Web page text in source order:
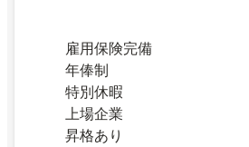
雇用保険完備
年俸制
特別休暇
上場企業
昇格あり